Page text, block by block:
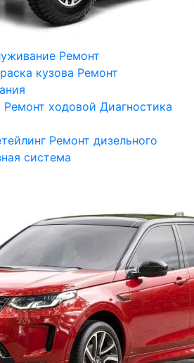
Ремонт
кузова Ремонт
Ремонт ходовой Диагностика
Ремонт дизельного
система